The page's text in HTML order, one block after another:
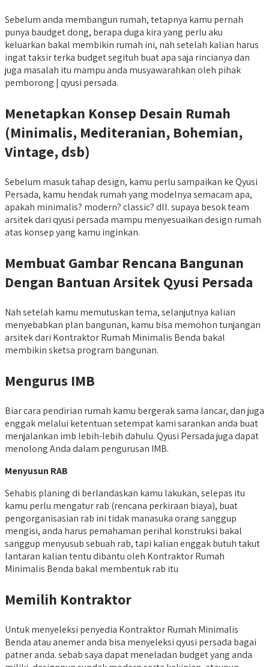
Sebelum anda membangun rumah, tetapnya kamu pernah
punya baudget dong, berapa duga kira yang perlu aku
keluarkan bakal membikin rumah ini, nah setelah kalian harus
ingat taksir terka budget segituh buat apa saja rincianya dan
juga masalah itu mampu anda musyawarahkan oleh pihak
pemborong | qyusi persada.
Menetapkan Konsep Desain Rumah
(Minimalis, Mediteranian, Bohemian,
Vintage, dsb)
Sebelum masuk tahap design, kamu perlu sampaikan ke Qyusi
Persada, kamu hendak rumah yang modelnya semacam apa,
apakah minimalis? modern? classic? dll. supaya besok team
arsitek dari qyusi persada mampu menyesuaikan design rumah
atas konsep yang kamu inginkan.
Membuat Gambar Rencana Bangunan
Dengan Bantuan Arsitek Qyusi Persada
Nah setelah kamu memutuskan tema, selanjutnya kalian
menyebabkan plan bangunan, kamu bisa memohon tunjangan
arsitek dari Kontraktor Rumah Minimalis Benda bakal
membikin sketsa program bangunan.
Mengurus IMB
Biar cara pendirian rumah kamu bergerak sama lancar, dan juga
enggak melalui ketentuan setempat kami sarankan anda buat
menjalankan imb lebih-lebih dahulu. Qyusi Persada juga dapat
menolong Anda dalam pengurusan IMB.
Menyusun RAB
Sehabis planing di berlandaskan kamu lakukan, selepas itu
kamu perlu mengatur rab (rencana perkiraan biaya), buat
pengorganisasian rab ini tidak manasuka orang sanggup
mengisi, anda harus pemahaman perihal konstruksi bakal
sanggup menyusub sebuah rab, tapi kalian enggak butuh takut
lantaran kalian tentu dibantu oleh Kontraktor Rumah
Minimalis Benda bakal membentuk rab itu
Memilih Kontraktor
Untuk menyeleksi penyedia Kontraktor Rumah Minimalis
Benda atau anemer anda bisa menyeleksi qyusi persada bagai
patner anda. sebab saya dapat meneladan budget yang anda